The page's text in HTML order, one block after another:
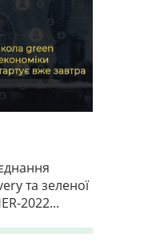
та зеленої
2022...